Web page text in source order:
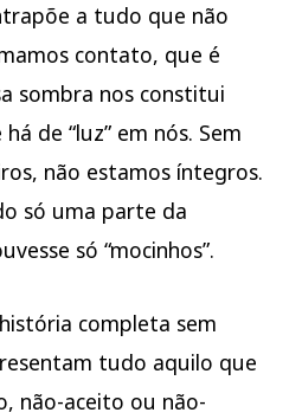
a tudo que não
contato, que é
sombra nos constitui
de “luz” em nós. Sem
não estamos íntegros.
só uma parte da
só “mocinhos”.
completa sem
tudo aquilo que
não-aceito ou não-